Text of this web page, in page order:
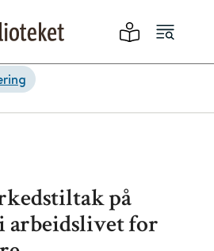
på
arbeidslivet for